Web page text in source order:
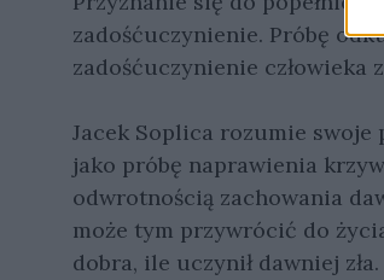
zadośćuczynienie. Próbę
zadośćuczynienie człowieka
Jacek Soplica rozumie
jako próbę naprawienia
odwrotnością zachowania
może tym przywrócić do
dobra, ile uczynił dawniej